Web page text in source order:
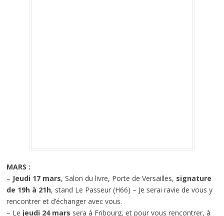
MARS :
– Jeudi 17 mars, Salon du livre, Porte de Versailles, signature
de 19h à 21h, stand Le Passeur (H66) – Je serai ravie de vous y
rencontrer et d’échanger avec vous.
– Le jeudi 24 mars sera à Fribourg, et pour vous rencontrer, à